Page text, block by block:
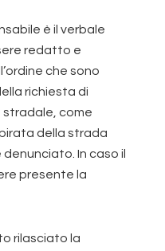
è il verbale
redatto e
che sono
richiesta di
stradale, come
della strada
In caso il
presente la
rilasciato la